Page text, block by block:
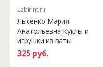
Labirint.ru
Лысенко Мария
Анатольевна Куклы и
игрушки из ваты
325 руб.